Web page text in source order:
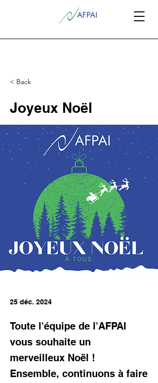
< Back
Joyeux Noël
25 déc. 2024
Toute l'équipe de l'AFPAI
vous souhaite un
merveilleux Noël !
Ensemble, continuons à faire